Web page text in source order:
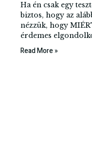
Ha én csak egy
biztos, hogy az
nézzük, hogy
érdemes
Read More »